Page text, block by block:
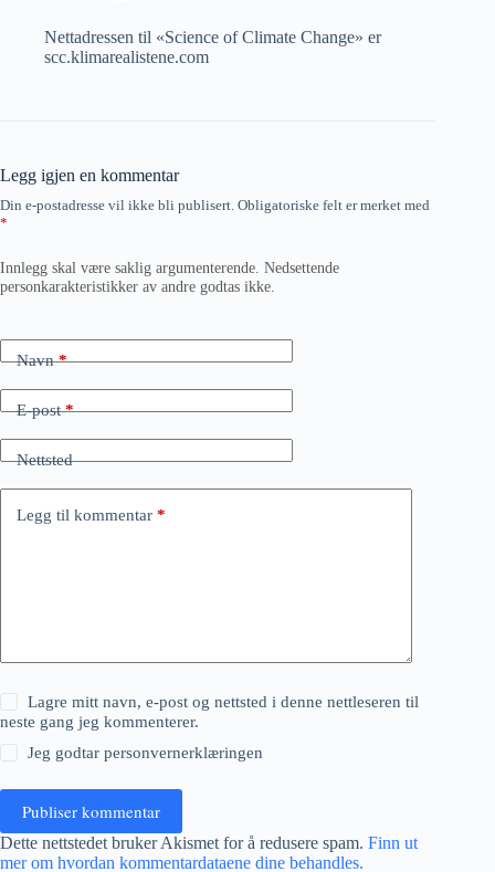
Nettadressen til «Science of Climate Change» er
scc.klimarealistene.com
Legg igjen en kommentar
Din e-postadresse vil ikke bli publisert. Obligatoriske felt er merket med
*
Innlegg skal være saklig argumenterende. Nedsettende
personkarakteristikker av andre godtas ikke.
Navn*
E-post*
Nettsted
Legg til kommentar *
Lagre mitt navn, e-post og nettsted i denne nettleseren til
neste gang jeg kommenterer.
Jeg godtarpersonvernerklæringen
Publiser kommentar
Dette nettstedet bruker Akismet for å redusere spam. Finn ut
mer om hvordan kommentardataene dine behandles.